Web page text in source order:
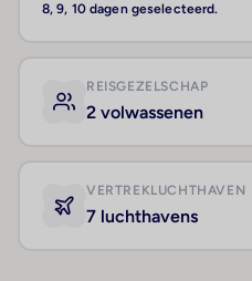
8, 9, 10 dagen geselecteerd.
REISGEZELSCHAP
2 volwassenen
VERTREKLUCHTHAVEN
7 luchthavens